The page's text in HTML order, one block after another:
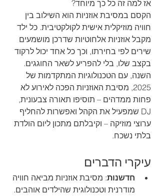
אז למה זה כל כך מיוחד?
הקסם במסיבת אוזניות הוא השילוב בין
חוויה מוזיקלית אישית לקולקטיבית. כל ילד
מקבל אוזניות אלחוטיות שדרכן מושמעים
שירים לפי בחירתו, וכך כל אחד יכול לרקוד
בקצב שלו, בלי להפריע לשאר החוגגים.
השנה, עם הטכנולוגיות המתקדמות של
2025, מסיבת האוזניות הפכה לאירוע לא
פחות ממדהים – תוסיפו תאורה צבעונית,
DJ שמפעיל את הקהל ואפשרות להחליף
ערוצי מוזיקה – וקיבלתם מתכון ליום הולדת
בלתי נשכח.
עיקרי הדברים
חדשנות: מסיבת אוזניות מביאה חוויה
מודרנית וטכנולוגית שהילדים אוהבים.